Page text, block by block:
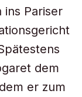
Pariser
dem
er zum